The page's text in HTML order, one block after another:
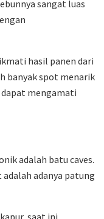
sangat luas
hasil panen dari
banyak spot menarik
dapat mengamati
adalah batu caves.
adanya patung
saat ini